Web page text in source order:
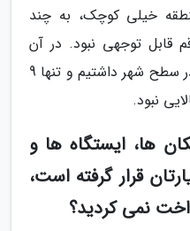
خیلی کوچک، به چند
قابل توجهی نبود. در آن
موقع ما 2 هزار و 800 دوچرخه در سطح شهر داشتیم و تنها 9
نبود.
ها، ایستگاه ها و
قرار گرفته است،
نمی کردید؟